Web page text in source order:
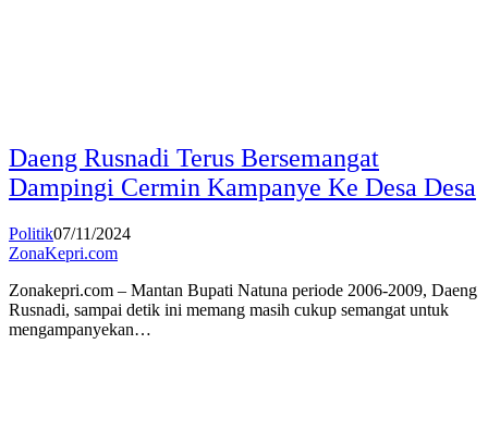
Daeng Rusnadi Terus Bersemangat
Dampingi Cermin Kampanye Ke Desa Desa
Politik07/11/2024
ZonaKepri.com
Zonakepri.com – Mantan Bupati Natuna periode 2006-2009, Daeng
Rusnadi, sampai detik ini memang masih cukup semangat untuk
mengampanyekan…